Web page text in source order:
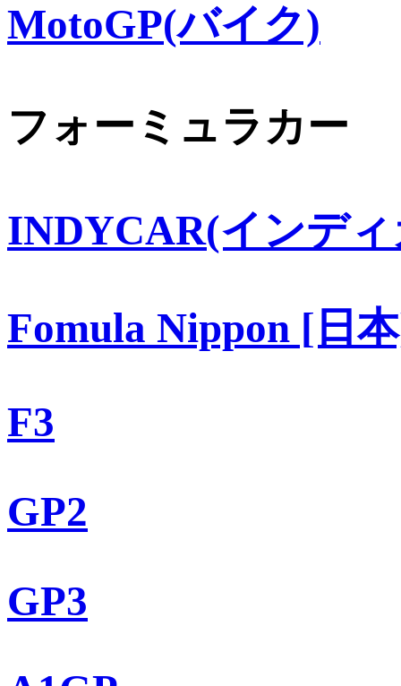
MotoGP(バイク)
フォーミュラカー
INDYCAR(インデ
Fomula Nippon [日
F3
GP2
GP3